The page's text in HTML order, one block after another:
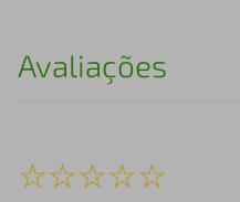
Avaliações
☆☆☆☆☆